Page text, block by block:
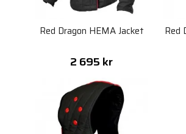
Red Dragon HEMA Jacket
2 695 kr
Red